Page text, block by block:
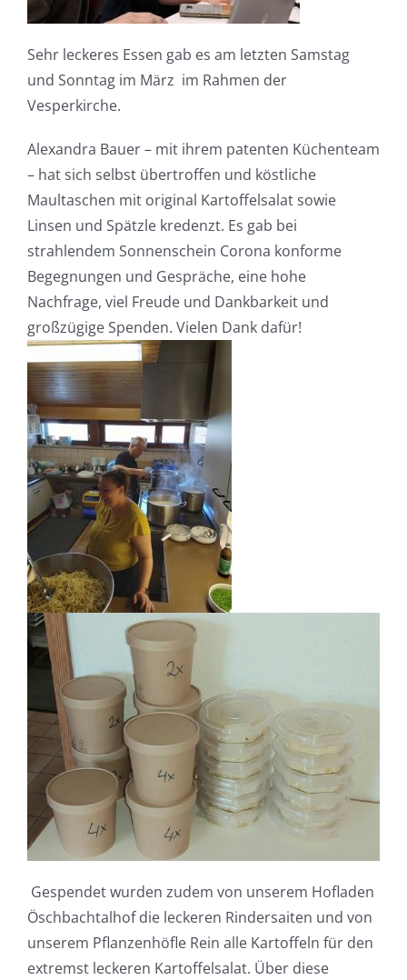
Sehr leckeres Essen gab es am letzten Samstag
und Sonntag im März im Rahmen der
Vesperkirche.
Alexandra Bauer – mit ihrem patenten Küchenteam
– hat sich selbst übertroffen und köstliche
Maultaschen mit original Kartoffelsalat sowie
Linsen und Spätzle kredenzt. Es gab bei
strahlendem Sonnenschein Corona konforme
Begegnungen und Gespräche, eine hohe
Nachfrage, viel Freude und Dankbarkeit und
großzügige Spenden. Vielen Dank dafür!
Gespendet wurden zudem von unserem Hofladen
Öschbachtalhof die leckeren Rindersaiten und von
unserem Pflanzenhöfle Rein alle Kartoffeln für den
extremst leckeren Kartoffelsalat. Über diese